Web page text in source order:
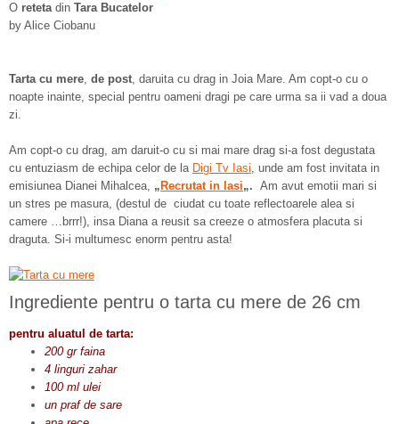
O retetadin Tara Bucatelor
by Alice Ciobanu
Tarta cu mere, de post, daruita cu drag in Joia Mare. Am copt-o cu o
noapte inainte, special pentru oameni dragi pe care urma sa ii vad a doua
zi.
Am copt-o cu drag, am daruit-o cu si mai mare drag si-a fost degustata
cu entuziasm de echipa celor de la Digi Tv Iasi, unde am fost invitata in
emisiunea Dianei Mihalcea, „ Recrutat in Iasi„. Am avut emotii mari si
un stres pe masura, (destul de ciudat cu toate reflectoarele alea si
camere …brrr!), insa Diana a reusit sa creeze o atmosfera placuta si
draguta. Si-i multumesc enorm pentru asta!
Ingrediente pentru o tarta cu mere de 26 cm
pentru aluatul de tarta:
200 gr faina
4 linguri zahar
100 ml ulei
un praf de sare